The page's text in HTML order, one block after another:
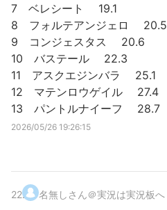
7 ベレシート 19.1
8 フォルテアンジェロ 20.5
9 コンジェスタス 20.6
10 バステール 22.3
11 アスクエジンバラ 25.1
12 マテンロウゲイル 27.4
13 パントルナイーフ 28.7
2026/05/26 19:26:15
22. 名無しさん＠実況は実況板へ